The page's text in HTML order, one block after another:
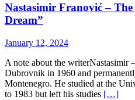
Nastasimir Franović –
Dream”
January 12, 2024
A note about the writerNastasimir
Dubrovnik in 1960 and
Montenegro. He studied at the
to 1983 but left his studies […]